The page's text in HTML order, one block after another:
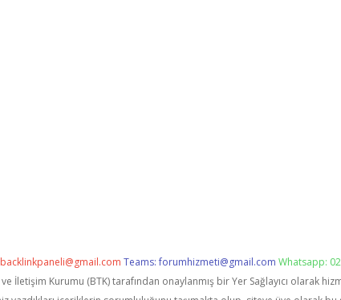
backlinkpaneli@gmail.com Teams:forumhizmeti@gmail.com Whatsapp:
İletişim Kurumu (BTK) tarafından onaylanmış bir Yer Sağlayıcı